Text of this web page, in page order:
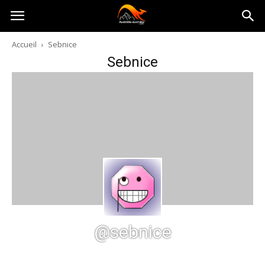
Australia-
australie.com
Accueil Sebnice
Sebnice
@sebnice